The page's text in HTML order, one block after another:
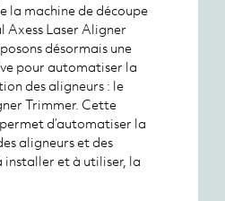
la machine de découpe
Axess Laser Aligner
désormais une
pour automatiser la
des aligneurs : le
Trimmer. Cette
d’automatiser la
aligneurs et des
installer et à utiliser, la